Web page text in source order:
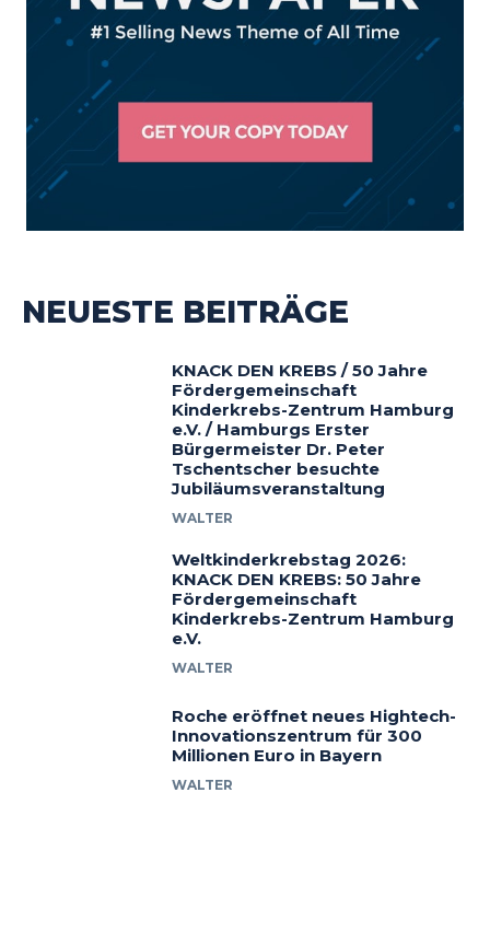
NEUESTE BEITRÄGE
KNACK DEN KREBS / 50 Jahre
Fördergemeinschaft
Kinderkrebs-Zentrum Hamburg
e.V. / Hamburgs Erster
Bürgermeister Dr. Peter
Tschentscher besuchte
Jubiläumsveranstaltung
WALTER
Weltkinderkrebstag 2026:
KNACK DEN KREBS: 50 Jahre
Fördergemeinschaft
Kinderkrebs-Zentrum Hamburg
e.V.
WALTER
Roche eröffnet neues Hightech-
Innovationszentrum für 300
Millionen Euro in Bayern
WALTER